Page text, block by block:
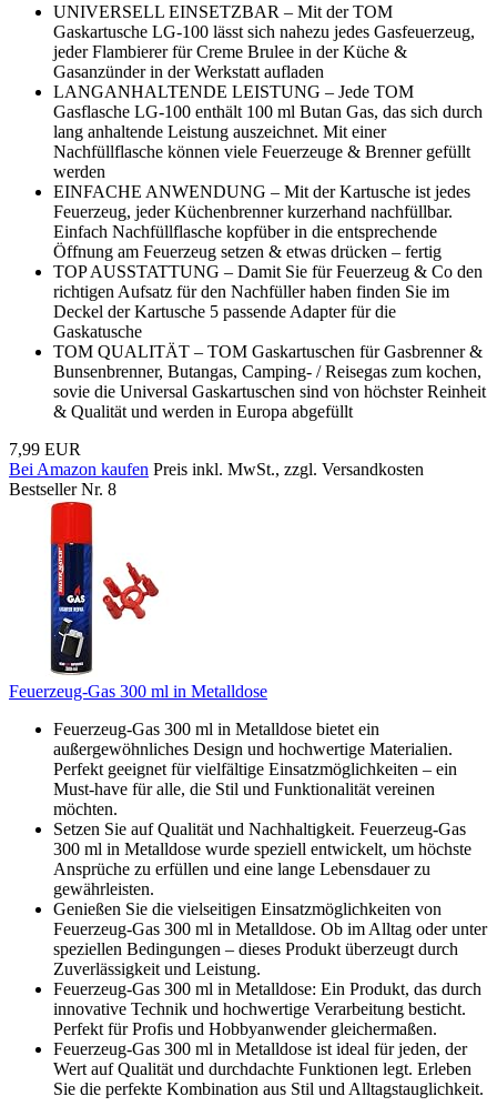
UNIVERSELL EINSETZBAR – Mit der TOM
Gaskartusche LG-100 lässt sich nahezu jedes Gasfeuerzeug,
jeder Flambierer für Creme Brulee in der Küche &
Gasanzünder in der Werkstatt aufladen
LANGANHALTENDE LEISTUNG – Jede TOM
Gasflasche LG-100 enthält 100 ml Butan Gas, das sich durch
lang anhaltende Leistung auszeichnet. Mit einer
Nachfüllflasche können viele Feuerzeuge & Brenner gefüllt
werden
EINFACHE ANWENDUNG – Mit der Kartusche ist jedes
Feuerzeug, jeder Küchenbrenner kurzerhand nachfüllbar.
Einfach Nachfüllflasche kopfüber in die entsprechende
Öffnung am Feuerzeug setzen & etwas drücken – fertig
TOP AUSSTATTUNG – Damit Sie für Feuerzeug & Co den
richtigen Aufsatz für den Nachfüller haben finden Sie im
Deckel der Kartusche 5 passende Adapter für die
Gaskatusche
TOM QUALITÄT – TOM Gaskartuschen für Gasbrenner &
Bunsenbrenner, Butangas, Camping- / Reisegas zum kochen,
sovie die Universal Gaskartuschen sind von höchster Reinheit
& Qualität und werden in Europa abgefüllt
7,99 EUR
Bei Amazon kaufen Preis inkl. MwSt., zzgl. Versandkosten
Bestseller Nr. 8
Feuerzeug-Gas 300 ml in Metalldose
Feuerzeug-Gas 300 ml in Metalldose bietet ein
außergewöhnliches Design und hochwertige Materialien.
Perfekt geeignet für vielfältige Einsatzmöglichkeiten – ein
Must-have für alle, die Stil und Funktionalität vereinen
möchten.
Setzen Sie auf Qualität und Nachhaltigkeit. Feuerzeug-Gas
300 ml in Metalldose wurde speziell entwickelt, um höchste
Ansprüche zu erfüllen und eine lange Lebensdauer zu
gewährleisten.
Genießen Sie die vielseitigen Einsatzmöglichkeiten von
Feuerzeug-Gas 300 ml in Metalldose. Ob im Alltag oder unter
speziellen Bedingungen – dieses Produkt überzeugt durch
Zuverlässigkeit und Leistung.
Feuerzeug-Gas 300 ml in Metalldose: Ein Produkt, das durch
innovative Technik und hochwertige Verarbeitung besticht.
Perfekt für Profis und Hobbyanwender gleichermaßen.
Feuerzeug-Gas 300 ml in Metalldose ist ideal für jeden, der
Wert auf Qualität und durchdachte Funktionen legt. Erleben
Sie die perfekte Kombination aus Stil und Alltagstauglichkeit.